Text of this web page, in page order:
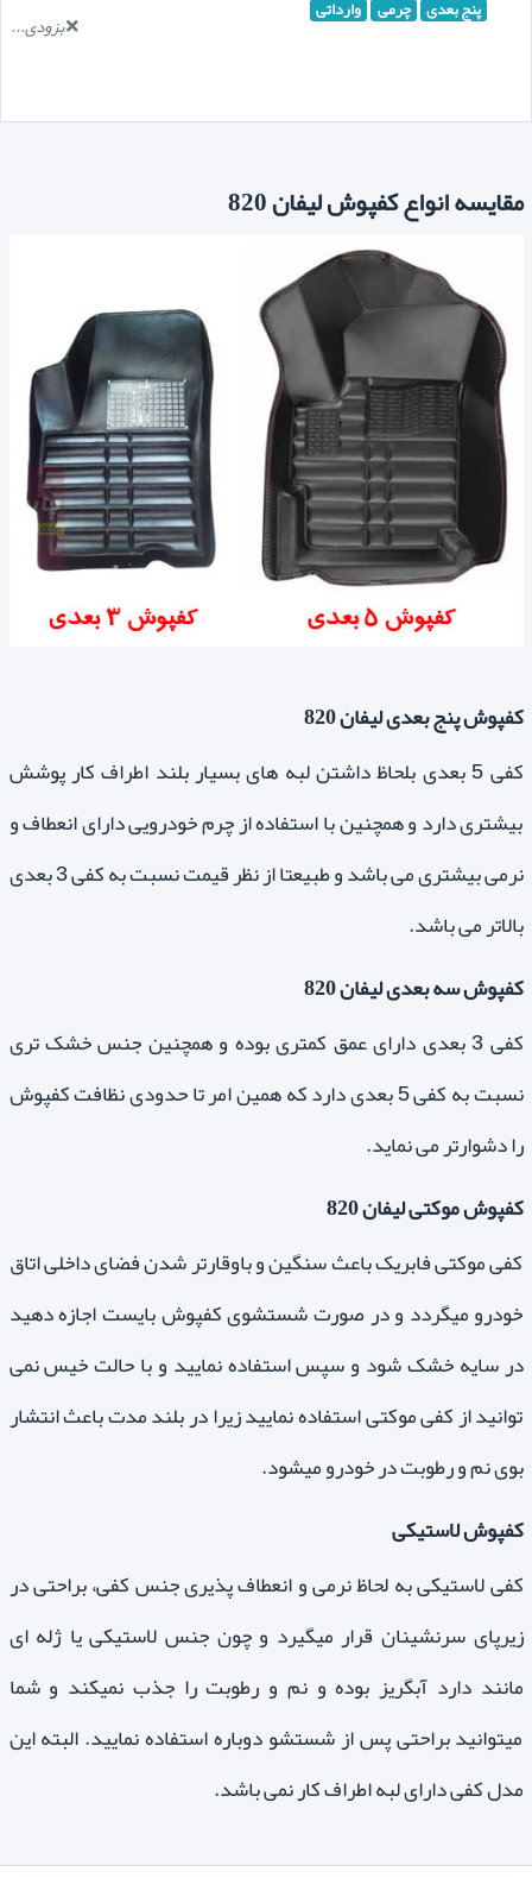
پنج بعدی چرمی وارداتی بزودی...
مقایسه انواع کفپوش لیفان 820
کفپوش پنج بعدی لیفان 820
کفی 5 بعدی بلحاظ داشتن لبه های بسیار بلند اطراف کار پوشش
بیشتری دارد و همچنین با استفاده از چرم خودرویی دارای انعطاف و
نرمی بیشتری می باشد و طبیعتا از نظر قیمت نسبت به کفی 3 بعدی
بالاتر می باشد.
کفپوش سه بعدی لیفان 820
کفی 3 بعدی دارای عمق کمتری بوده و همچنین جنس خشک تری
نسبت به کفی 5 بعدی دارد که همین امر تا حدودی نظافت کفپوش
را دشوارتر می نماید.
کفپوش موکتی لیفان 820
کفی موکتی فابریک باعث سنگین و باوقارتر شدن فضای داخلی اتاق
خودرو میگردد و در صورت شستشوی کفپوش بایست اجازه دهید
در سایه خشک شود و سپس استفاده نمایید و با حالت خیس نمی
توانید از کفی موکتی استفاده نمایید زیرا در بلند مدت باعث انتشار
بوی نم و رطوبت در خودرو میشود.
کفپوش لاستیکی
کفی لاستیکی به لحاظ نرمی و انعطاف پذیری جنس کفی، براحتی در
زیرپای سرنشینان قرار میگیرد و چون جنس لاستیکی یا ژله ای
مانند دارد آبگریز بوده و نم و رطوبت را جذب نمیکند و شما
میتوانید براحتی پس از شستشو دوباره استفاده نمایید. البته این
مدل کفی دارای لبه اطراف کار نمی باشد.